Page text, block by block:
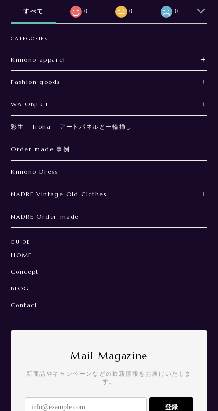
すべて 0 0 0
CATEGORIES
Kimono apparel
Fashion goods
WA OBJECT
彩生 - Iroha - アートパネルと一輪挿し
Order made 事例
Kimono Dress
NADRE Vintage Old Clothes
NADRE Order made
GUIDE
HOME
Concept
BLOG
Contact
Mail Magazine
新商品やキャンペーンなどの最新情報をお届けいたしま
す。
登録